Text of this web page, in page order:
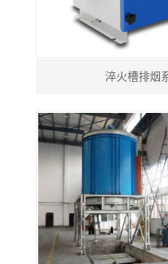
淬火槽排烟